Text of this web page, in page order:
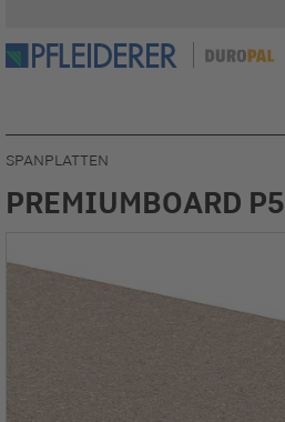
SPANPLATTEN
PREMIUMBOARD P5